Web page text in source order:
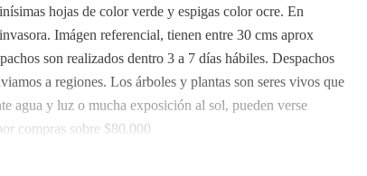
hojas de color verde y espigas color ocre. En
Imágen referencial, tienen entre 30 cms aprox
son realizados dentro 3 a 7 días hábiles. Despachos
a regiones. Los árboles y plantas son seres vivos que
agua y luz o mucha exposición al sol, pueden verse
compras sobre $80.000